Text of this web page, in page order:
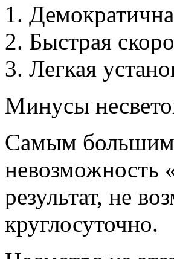
Быстрая
Легкая
Минусы
Самым большим
невозможность
результат, не
круглосуточно.